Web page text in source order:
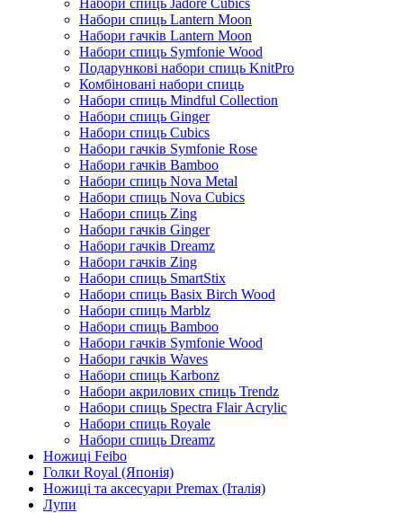
Набори спиць Lantern Moon
Набори гачків Lantern Moon
Набори спиць Symfonie Wood
Подарункові набори спиць KnitPro
Комбіновані набори спиць
Набори спиць Mindful Collection
Набори спиць Ginger
Набори спиць Cubics
Набори гачків Symfonie Rose
Набори гачків Bamboo
Набори спиць Nova Metal
Набори спиць Nova Cubics
Набори спиць Zing
Набори гачків Ginger
Набори гачків Dreamz
Набори гачків Zing
Набори спиць SmartStix
Набори спиць Basix Birch Wood
Набори спиць Marblz
Набори спиць Bamboo
Набори гачків Symfonie Wood
Набори гачків Waves
Набори спиць Karbonz
Набори акрилових спиць Trendz
Набори спиць Spectra Flair Acrylic
Набори спиць Royale
Набори спиць Dreamz
Ножиці Feibo
Голки Royal (Японія)
Ножиці та аксесуари Premax (Італія)
Лупи